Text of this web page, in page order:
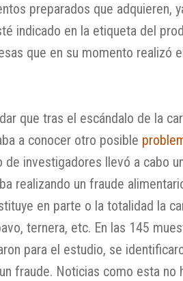
preparados que adquieren,
indicado en la etiqueta del
que en su momento realizó
que tras el escándalo de la
a conocer otro posible
de investigadores llevó a cabo
realizando un fraude
en parte o la totalidad la
ternera, etc. En las 145
para el estudio, se
fraude. Noticias como esta no